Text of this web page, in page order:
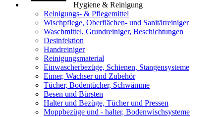
Hygiene & Reinigung
Reinigungs- & Pflegemittel
Wischpflege, Oberflächen- und Sanitärreiniger
Waschmittel, Grundreiniger, Beschichtungen
Desinfektion
Handreiniger
Reinigungsmaterial
Einwascherbezüge, Schienen, Stangensysteme
Eimer, Wachser und Zubehör
Tücher, Bodentücher, Schwämme
Besen und Bürsten
Halter und Bezüge, Tücher und Pressen
Moppbezüge und - halter, Bodenwischsysteme